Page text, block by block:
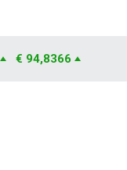
€ 94,8366